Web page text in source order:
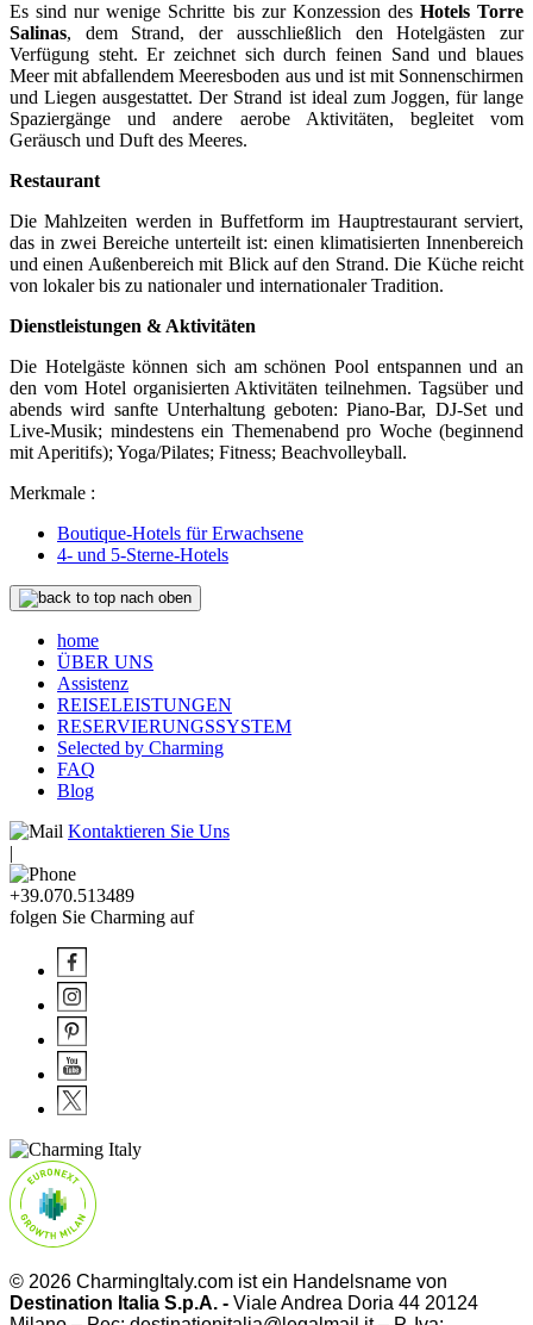
Es sind nur wenige Schritte bis zur Konzession des Hotels Torre
Salinas, dem Strand, der ausschließlich den Hotelgästen zur
Verfügung steht. Er zeichnet sich durch feinen Sand und blaues
Meer mit abfallendem Meeresboden aus und ist mit Sonnenschirmen
und Liegen ausgestattet. Der Strand ist ideal zum Joggen, für lange
Spaziergänge und andere aerobe Aktivitäten, begleitet vom
Geräusch und Duft des Meeres.
Restaurant
Die Mahlzeiten werden in Buffetform im Hauptrestaurant serviert,
das in zwei Bereiche unterteilt ist: einen klimatisierten Innenbereich
und einen Außenbereich mit Blick auf den Strand. Die Küche reicht
von lokaler bis zu nationaler und internationaler Tradition.
Dienstleistungen & Aktivitäten
Die Hotelgäste können sich am schönen Pool entspannen und an
den vom Hotel organisierten Aktivitäten teilnehmen. Tagsüber und
abends wird sanfte Unterhaltung geboten: Piano-Bar, DJ-Set und
Live-Musik; mindestens ein Themenabend pro Woche (beginnend
mit Aperitifs); Yoga/Pilates; Fitness; Beachvolleyball.
Merkmale :
Boutique-Hotels für Erwachsene
4- und 5-Sterne-Hotels
nach oben
home
ÜBER UNS
Assistenz
REISELEISTUNGEN
RESERVIERUNGSSYSTEM
Selected by Charming
FAQ
Blog
Kontaktieren Sie Uns
|
+39.070.513489
folgen Sie Charming auf
© 2026 CharmingItaly.com ist ein Handelsname von
Destination Italia S.p.A. - Viale Andrea Doria 44 20124